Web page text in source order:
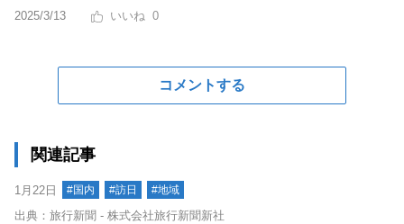
2025/3/13 0
コメントする
関連記事
1月22日 #国内 #訪日 #地域
出典：旅行新聞 - 株式会社旅行新聞新社